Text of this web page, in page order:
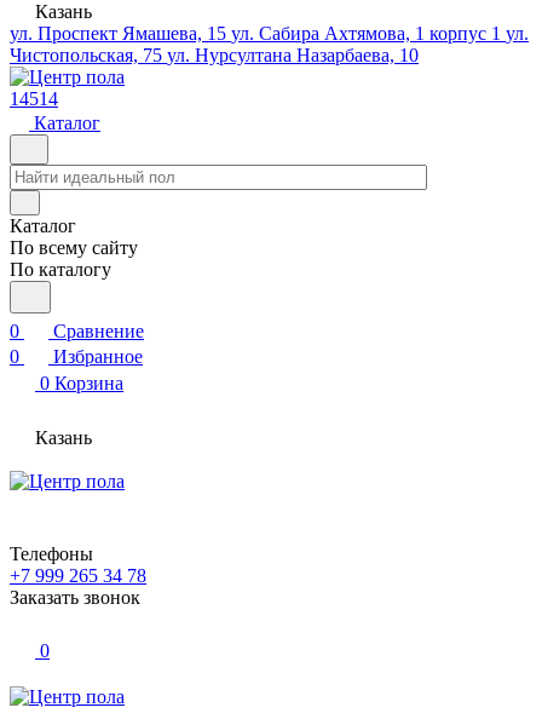
Казань
ул. Проспект Ямашева, 15 ул. Сабира Ахтямова, 1 корпус 1 ул.
Чистопольская, 75 ул. Нурсултана Назарбаева, 10
14514
Каталог
Каталог
По всему сайту
По каталогу
0
Сравнение
0
Избранное
0 Корзина
Казань
Телефоны
+7 999 265 34 78
Заказать звонок
0